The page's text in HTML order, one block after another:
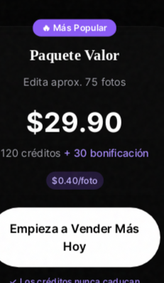
🔥 Más Popular
Paquete Valor
Edita aprox. 75 fotos
$29.90
120 créditos + 30 bonificación
$0.40/foto
Empieza a Vender Más
Hoy